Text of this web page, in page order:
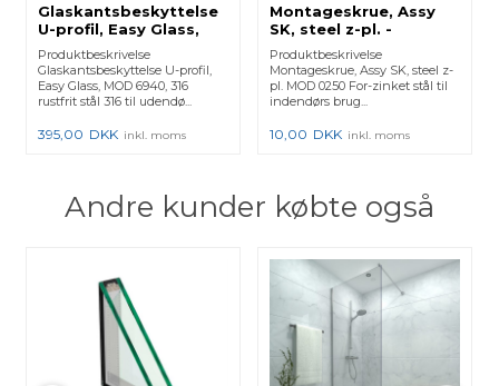
Glaskantsbeskyttelse
U-profil, Easy Glass,
MOD 6940, 316 -
(1469400251812)
146940-025-18-12 - 1
Stk.
Produktbeskrivelse
Glaskantsbeskyttelse U-profil,
Easy Glass, MOD 6940, 316
rustfrit stål 316 til udendø...
395,00 DKK inkl. moms
Montageskrue, Assy
SK, steel z-pl. -
(250250808) 250250-
808 - 50 Stk.
Produktbeskrivelse
Montageskrue, Assy SK, steel z-
pl. MOD 0250 For-zinket stål til
indendørs brug...
10,00 DKK inkl. moms
Andre kunder købte også